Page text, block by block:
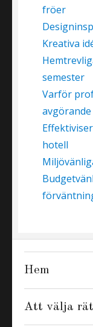
fröer
Kreativa
semester
Varför
hotell
Hem
Att välja